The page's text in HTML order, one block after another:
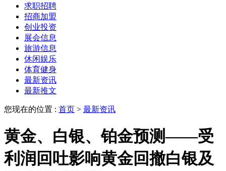
求职招聘
招商加盟
创业投资
展会信息
旅游信息
休闲娱乐
体育健身
最新资讯
最新推文
您现在的位置 : 首页 > 最新资讯
黄金、白银、铂金预测——受
利润回吐影响黄金回撤白银及